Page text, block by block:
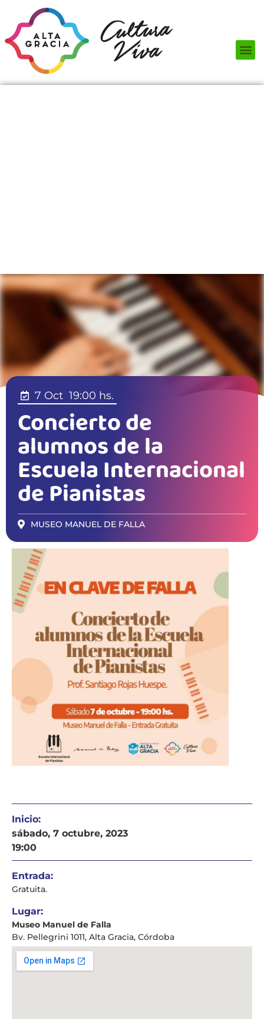
7 Oct 19:00 hs.
Concierto de
alumnos de la
Escuela Internacional
de Pianistas
MUSEO MANUEL DE FALLA
Inicio:
sábado, 7 octubre, 2023
19:00
Entrada:
Gratuita.
Lugar:
Museo Manuel de Falla
Bv. Pellegrini 1011, Alta Gracia, Córdoba